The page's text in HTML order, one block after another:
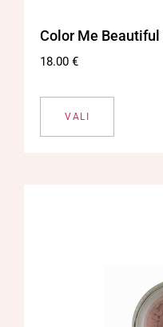
Color Me
18.00 €
VALI